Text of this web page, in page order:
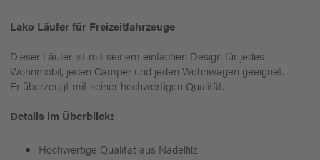
Lako Läufer für Freizeitfahrzeuge
Dieser Läufer ist mit seinem einfachen Design für jedes
Wohnmobil, jeden Camper und jeden Wohnwagen geeignet.
Er überzeugt mit seiner hochwertigen Qualität.
Details im Überblick:
Hochwertige Qualität aus Nadelfilz